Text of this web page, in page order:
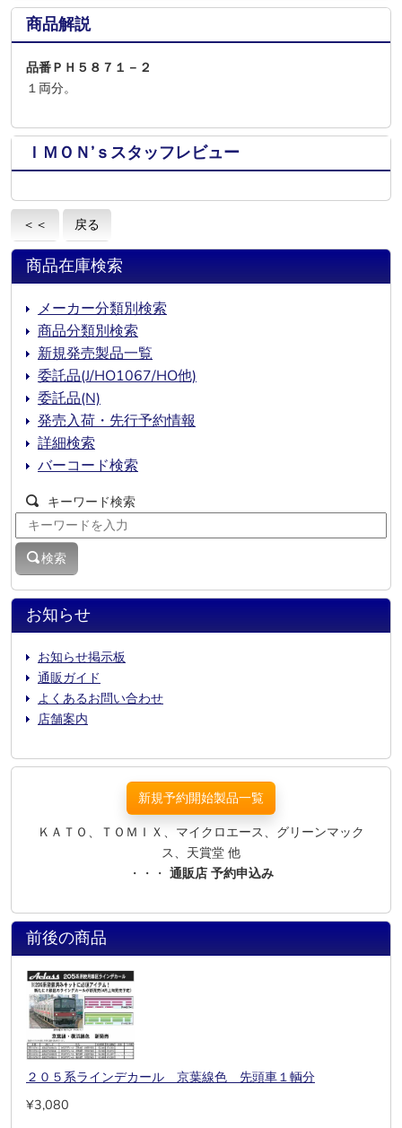
商品解説
品番ＰＨ５８７１－２
１両分。
ＩＭＯＮ’ｓスタッフレビュー
＜＜ 戻る
お知らせ
お知らせ掲示板
通販ガイド
よくあるお問い合わせ
店舗案内
商品在庫検索
メーカー分類別検索
商品分類別検索
新規発売製品一覧
委託品(J/HO1067/HO他)
委託品(N)
発売入荷・先行予約情報
詳細検索
バーコード検索
キーワード検索
検索
新規予約開始製品一覧
ＫＡＴＯ、ＴＯＭＩＸ、マイクロエース、グリーンマック
ス、天賞堂 他
・・・ 通販店 予約申込み
前後の商品
２０５系ラインデカール 京葉線色 先頭車１輌分
¥3,080